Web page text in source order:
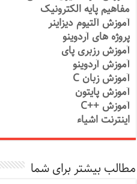
مفاهیم پایه الکترونیک
آموزش آلتیوم دیزاینر
پروژه های آردوینو
آموزش رزبری پای
آموزش آردوینو
آموزش زبان C
آموزش پایتون
آموزش ++C
اینترنت اشیاء
مطالب بیشتر برای شما